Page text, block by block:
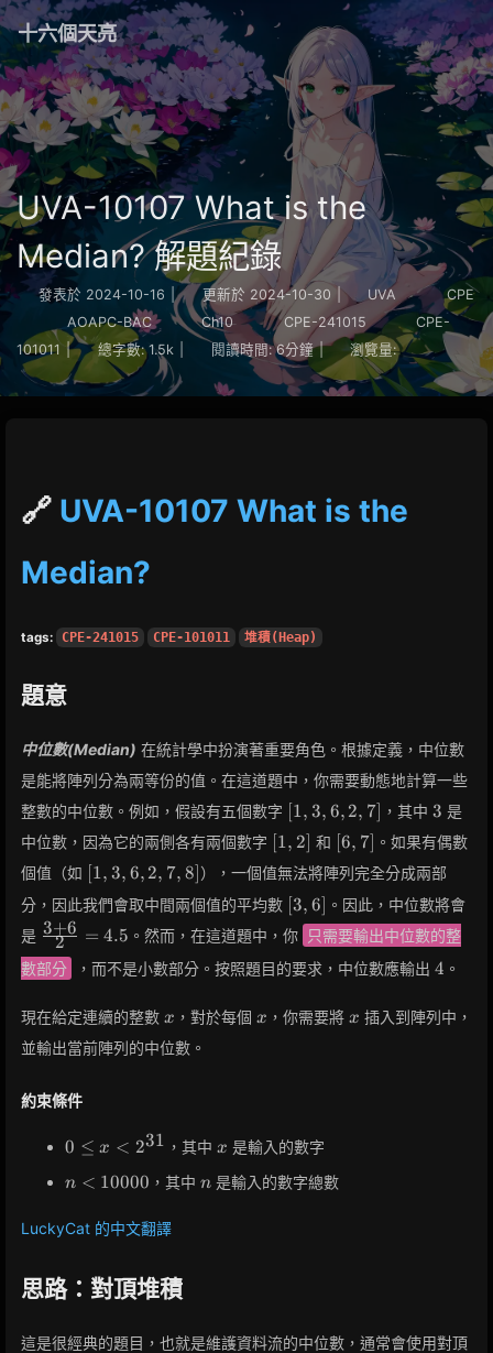
十六個天亮
UVA-10107 What is the
Median? 解題紀錄
發表於 2024-10-16 更新於 2024-10-30 UVA
CPE
AOAPC-BAC
Ch10 CPE-241015
CPE-
101011 | 總字數: 1.5k 閱讀時間: 6分鐘 | 瀏覽量:
🔗 UVA-10107 What is the
Median?
tags: CPE-241015 CPE-101011 堆積(Heap)
題意
中位數(Median) 在統計學中扮演著重要角色。根據定義，中位數
是能將陣列分為兩等份的值。在這道題中，你需要動態地計算一些
整數的中位數。例如，假設有五個數字 [1,
3,
6,
2,
7]
1, 3, 6, 2, 7 ，其中3
3 是
中位數，因為它的兩側各有兩個數字 [1,
2]
1, 2 和 [6,
7]
6, 7] 。如果有偶數
個值（如 [1,
3,
6,
2,
7,
8]
1, 3, 6, 2, 7, 8 ），一個值無法將陣列完全分成兩部
分，因此我們會取中間兩個值的平均數 [3,
6]
[3, 6] 。因此，中位數將會
是 \frac{3+6}
{2} = 4.5
2
3+6 = 4.5 。然而，在這道題中，你 只需要輸出中位數的整
數部分
，而不是小數部分。按照題目的要求，中位數應輸出 4
4 。
現在給定連續的整數 x
x ，對於每個 x
x ，你需要將 x
x 插入到陣列中，
並輸出當前陣列的中位數。
約束條件
0 \leq
2^{31}
0 ≤ x < 231 ，其中 x
x 是輸入的數字
n <
n < 10000 ，其中n
n 是輸入的數字總數
LuckyCat 的中文翻譯
思路：對頂堆積
這是很經典的題目，也就是維護資料流的中位數，通常會使用對頂